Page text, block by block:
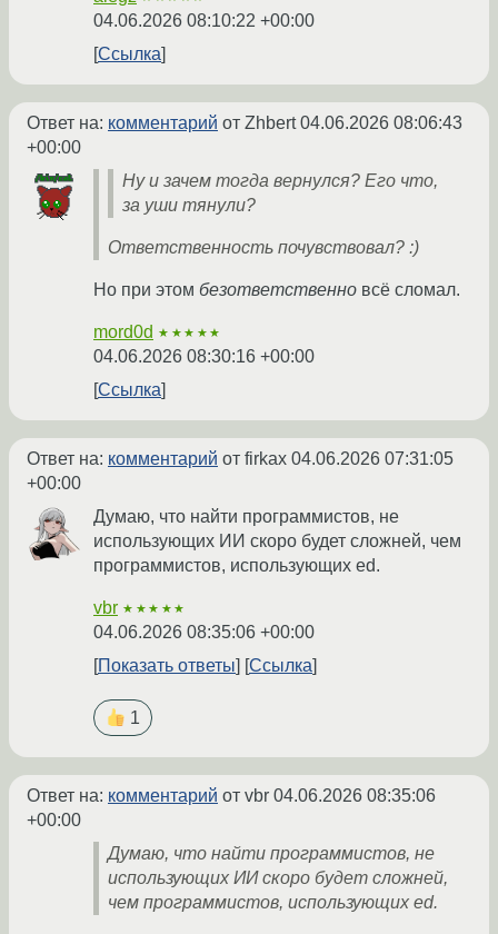
04.06.2026 08:10:22 +00:00
Ссылка
Ответ на: комментарий от Zhbert04.06.2026 08:06:43
+00:00
Ну и зачем тогда вернулся? Его что,
за уши тянули?
Ответственность почувствовал? :)
Но при этом безответственно всё сломал.
mord0d ★★★★★
04.06.2026 08:30:16 +00:00
Ссылка
Ответ на: комментарий от firkax 04.06.2026 07:31:05
+00:00
Думаю, что найти программистов, не
использующих ИИ скоро будет сложней, чем
программистов, использующих ed.
vbr ★★★★★
04.06.2026 08:35:06 +00:00
Показать ответы
Ссылка
1
Ответ на: комментарий от vbr 04.06.2026 08:35:06
+00:00
Думаю, что найти программистов, не
использующих ИИ скоро будет сложней,
чем программистов, использующих ed.